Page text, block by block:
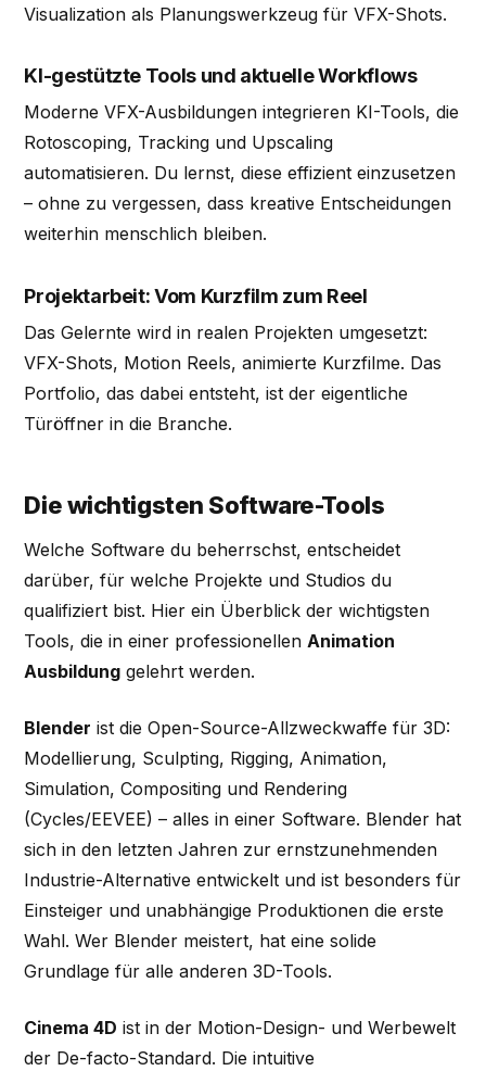
Visualization als Planungswerkzeug für VFX-Shots.
KI-gestützte Tools und aktuelle Workflows
Moderne VFX-Ausbildungen integrieren KI-Tools, die
Rotoscoping, Tracking und Upscaling
automatisieren. Du lernst, diese effizient einzusetzen
– ohne zu vergessen, dass kreative Entscheidungen
weiterhin menschlich bleiben.
Projektarbeit: Vom Kurzfilm zum Reel
Das Gelernte wird in realen Projekten umgesetzt:
VFX-Shots, Motion Reels, animierte Kurzfilme. Das
Portfolio, das dabei entsteht, ist der eigentliche
Türöffner in die Branche.
Die wichtigsten Software-Tools
Welche Software du beherrschst, entscheidet
darüber, für welche Projekte und Studios du
qualifiziert bist. Hier ein Überblick der wichtigsten
Tools, die in einer professionellenAnimation
Ausbildung gelehrt werden.
Blender ist die Open-Source-Allzweckwaffe für 3D:
Modellierung, Sculpting, Rigging, Animation,
Simulation, Compositing und Rendering
(Cycles/EEVEE) – alles in einer Software. Blender hat
sich in den letzten Jahren zur ernstzunehmenden
Industrie-Alternative entwickelt und ist besonders für
Einsteiger und unabhängige Produktionen die erste
Wahl. Wer Blender meistert, hat eine solide
Grundlage für alle anderen 3D-Tools.
Cinema 4D ist in der Motion-Design- und Werbewelt
der De-facto-Standard. Die intuitive